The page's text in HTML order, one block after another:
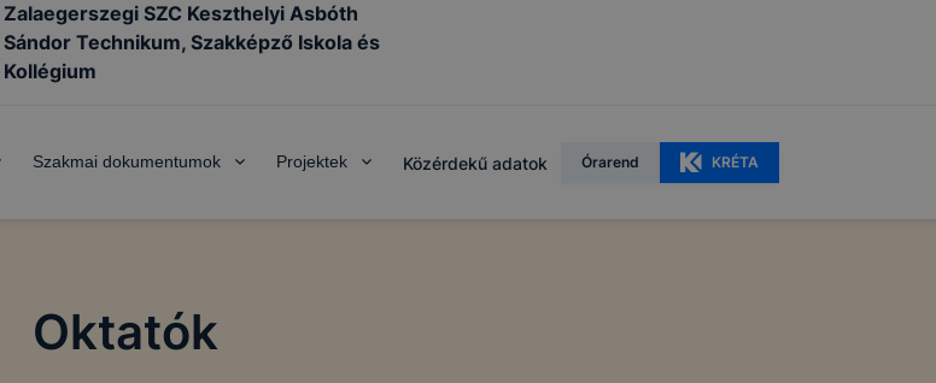
Zalaegerszegi SZC Keszthelyi Asbóth
Sándor Technikum, Szakképző Iskola és
Kollégium
Szakmai dokumentumok Projektek Közérdekű adatok Órarend KRÉTA
Oktatók